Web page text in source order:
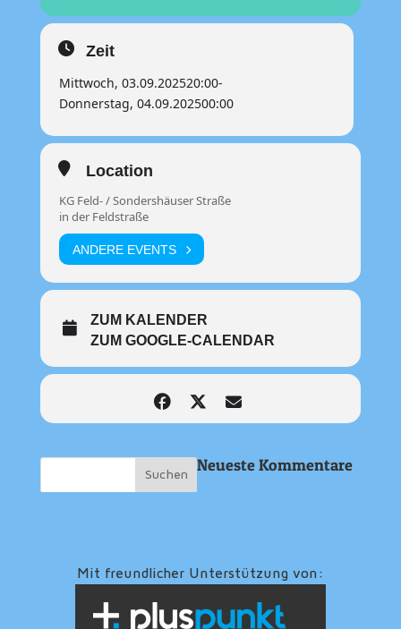
Zeit
Mittwoch, 03.09.202520:00-
Donnerstag, 04.09.202500:00
Location
KG Feld- / Sondershäuser Straße
in der Feldstraße
ANDERE EVENTS
ZUM KALENDER
ZUM GOOGLE-CALENDAR
Neueste Kommentare
Mit freundlicher Unterstützung von: